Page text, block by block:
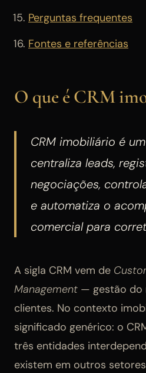
Perguntas frequentes
Fontes e referências
O que é CRM
CRM imobiliário é
centraliza leads,
negociações,
e automatiza o
comercial para
A sigla CRM vem de
Management — gestão do
clientes. No contexto
significado genérico: o
três entidades
existem em outros